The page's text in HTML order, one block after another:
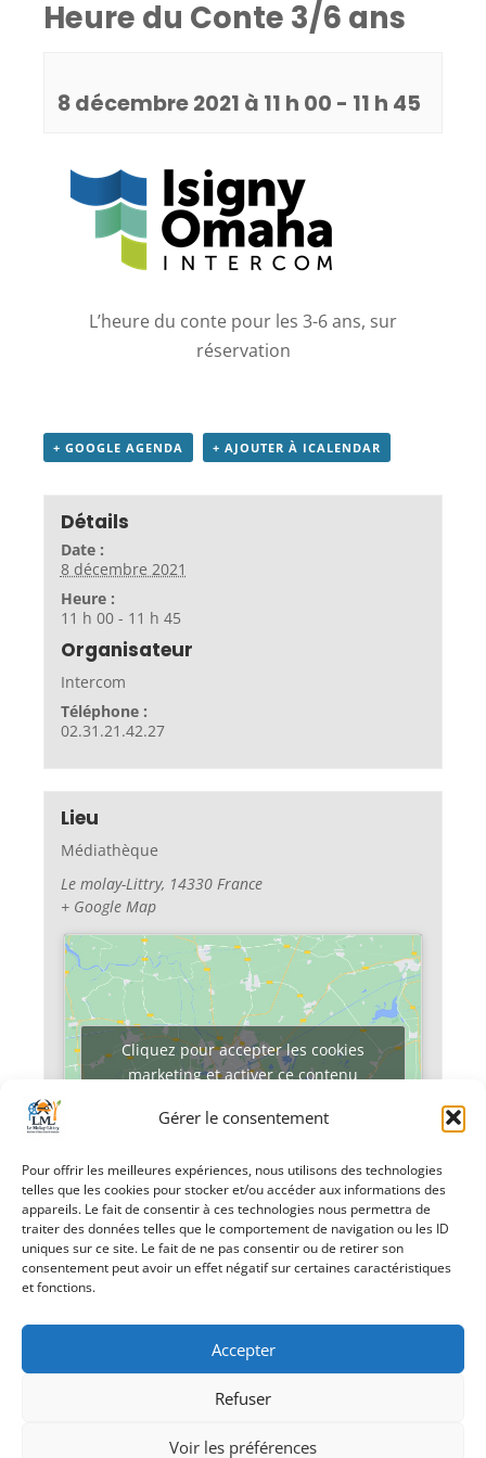
Gérer le consentement
Pour offrir les meilleures expériences, nous utilisons des technologies
telles que les cookies pour stocker et/ou accéder aux informations des
appareils. Le fait de consentir à ces technologies nous permettra de
traiter des données telles que le comportement de navigation ou les ID
uniques sur ce site. Le fait de ne pas consentir ou de retirer son
consentement peut avoir un effet négatif sur certaines caractéristiques
et fonctions.
Accepter
Refuser
Voir les préférences
Heure du Conte 3/6 ans
8 décembre 2021 à 11 h 00 - 11 h 45
L’heure du conte pour les 3-6 ans, sur
réservation
+ GOOGLE AGENDA + AJOUTER À ICALENDAR
Détails
Date :
8 décembre 2021
Heure :
11 h 00 - 11 h 45
Organisateur
Intercom
Téléphone :
02.31.21.42.27
Lieu
Médiathèque
Le molay-Littry, 14330 France
+ Google Map
Cliquez pour accepter les cookies
marketing et activer ce contenu
«Salon de
l’étudiant
Conférence
Journée mondiale